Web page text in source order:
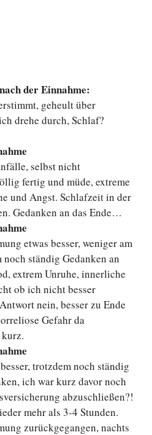
der Einnahme:
geheult über
drehe durch, Schlaf?
selbst nicht
fertig und müde, extreme
und Angst. Schlafzeit in der
Gedanken an das Ende…
etwas besser, weniger am
ständig Gedanken an
extrem Unruhe, innerliche
ob ich nicht besser
nein, besser zu Ende
Gefahr da
trotzdem noch ständig
ich war kurz davor noch
abzuschließen?!
mehr als 3-4 Stunden.
zurückgegangen, nachts